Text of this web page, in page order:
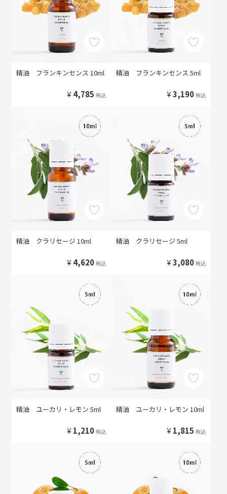
精油 フランキンセンス 10ml
¥ 4,785 税込
精油 フランキンセンス 5ml
¥3,190 税込
精油 クラリセージ 10ml
¥ 4,620 税込
精油 クラリセージ 5ml
¥3,080 税込
精油 ユーカリ・レモン 5ml
¥ 1,210 税込
精油 ユーカリ・レモン 10ml
¥ 1,815 税込